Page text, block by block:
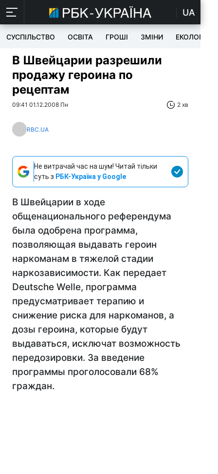
UA
СУСПІЛЬСТВО ОСВІТА ГРОШІ ЗМІНИ ЕКОЛОГІЯ
В Швейцарии разрешили
продажу героина по
рецептам
09:41 01.12.2008 Пн 2 хв
RBC.UA
Не витрачай час на шум! Читай тільки
суть з РБК-Україна у Google
В Швейцарии в ходе
общенационального референдума
была одобрена программа,
позволяющая выдавать героин
наркоманам в тяжелой стадии
наркозависимости. Как передает
Deutsche Welle, программа
предусматривает терапию и
снижение риска для наркоманов, а
дозы героина, которые будут
выдаваться, исключат возможность
передозировки. За введение
программы проголосовали 68%
граждан.